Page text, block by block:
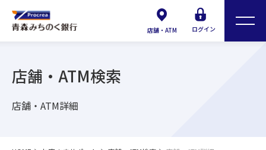
店舗・ATM ログイン
店舗・ATM検索
店舗・ATM詳細